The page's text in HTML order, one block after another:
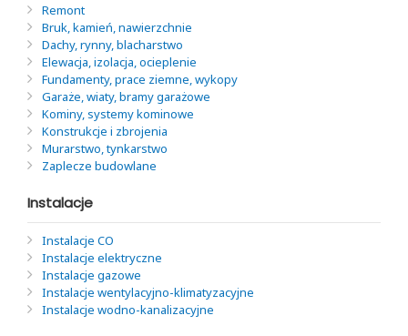
Remont
Bruk, kamień, nawierzchnie
Dachy, rynny, blacharstwo
Elewacja, izolacja, ocieplenie
Fundamenty, prace ziemne, wykopy
Garaże, wiaty, bramy garażowe
Kominy, systemy kominowe
Konstrukcje i zbrojenia
Murarstwo, tynkarstwo
Zaplecze budowlane
Instalacje
Instalacje CO
Instalacje elektryczne
Instalacje gazowe
Instalacje wentylacyjno-klimatyzacyjne
Instalacje wodno-kanalizacyjne